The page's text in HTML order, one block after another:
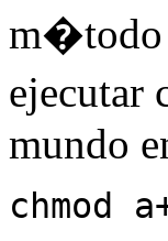
m�todo
ejecutar
mundo
chmod